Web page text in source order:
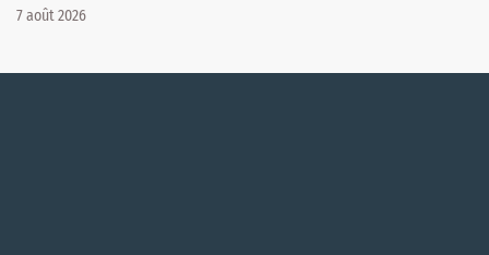
7 août 2026